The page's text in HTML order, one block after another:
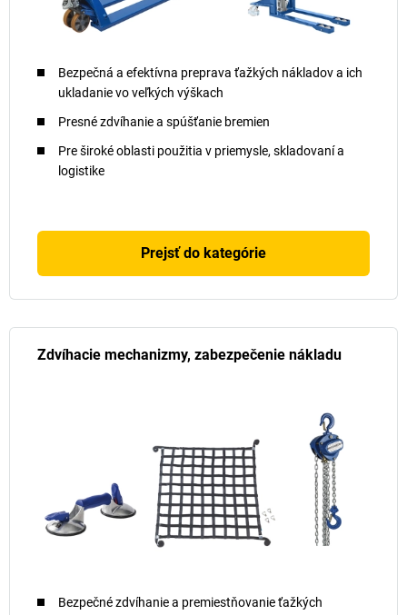
Bezpečná a efektívna preprava ťažkých nákladov a ich
ukladanie vo veľkých výškach
Presné zdvíhanie a spúšťanie bremien
Pre široké oblasti použitia v priemysle, skladovaní a
logistike
Prejsť do kategórie
Zdvíhacie mechanizmy, zabezpečenie nákladu
Bezpečné zdvíhanie a premiestňovanie ťažkých